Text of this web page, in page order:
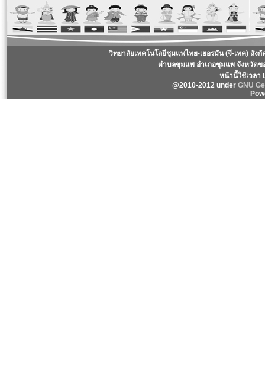
วิทยาลัยเทคโนโลยีชุมแพไทย-เยอรมัน (จี-เทค) สัง
ตำบลชุมแพ อำเภอชุมแพ จังหวัดข
หน้านี้ใช้เวลา
@2010-2012 under GNU